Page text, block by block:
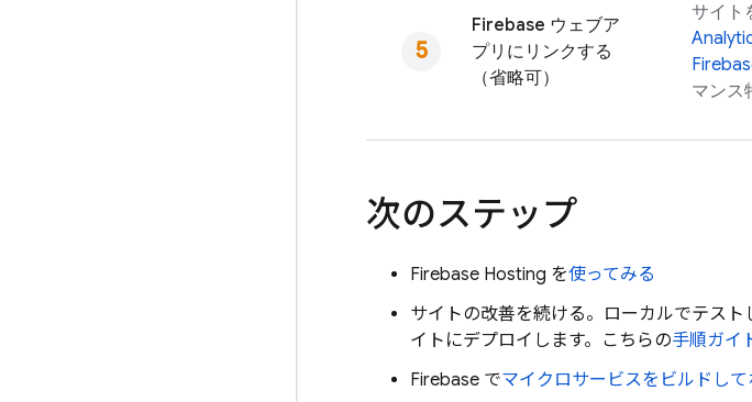
Firebase ウェブア
プリにリンクする
（省略可）
サイト
マンス
次のステップ
Firebase Hosting を使ってみる
サイトの改善を続ける。ローカルでテス
イトにデプロイします。こちらの手順ガイ
Firebase でマイクロサービスをビルドして